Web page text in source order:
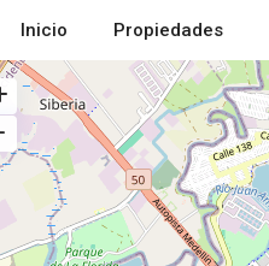
Inicio Propiedades